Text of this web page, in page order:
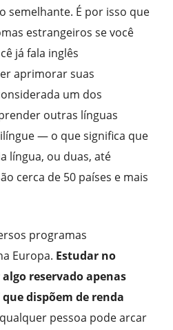
semelhante. É por isso que
estrangeiros se você
já fala inglês
aprimorar suas
um dos
outras línguas
— o que significa que
língua, ou duas, até
cerca de 50 países e mais
programas
Europa. Estudar no
reservado apenas
dispõem de renda
pessoa pode arcar